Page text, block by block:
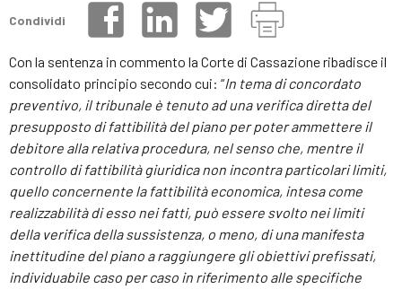
Condividi
Con la sentenza in commento la Corte di Cassazione ribadisce il
consolidato principio secondo cui: “In tema di concordato
preventivo, il tribunale è tenuto ad una verifica diretta del
presupposto di fattibilità del piano per poter ammettere il
debitore alla relativa procedura, nel senso che, mentre il
controllo di fattibilità giuridica non incontra particolari limiti,
quello concernente la fattibilità economica, intesa come
realizzabilità di esso nei fatti, può essere svolto nei limiti
della verifica della sussistenza, o meno, di una manifesta
inettitudine del piano a raggiungere gli obiettivi prefissati,
individuabile caso per caso in riferimento alle specifiche